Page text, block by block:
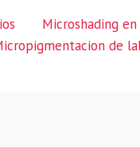
Microshading en
de